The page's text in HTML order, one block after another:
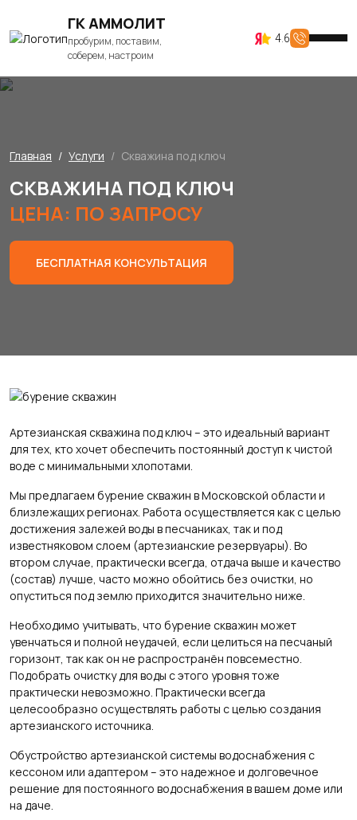
ГК АММОЛИТ
пробурим, поставим,
соберем, настроим
4.6
Главная Услуги Скважина под ключ
СКВАЖИНА ПОД КЛЮЧ
ЦЕНА: ПО ЗАПРОСУ
БЕСПЛАТНАЯ КОНСУЛЬТАЦИЯ
Артезианская скважина под ключ – это идеальный вариант
для тех, кто хочет обеспечить постоянный доступ к чистой
воде с минимальными хлопотами.
Мы предлагаем бурение скважин в Московской области и
близлежащих регионах. Работа осуществляется как с целью
достижения залежей воды в песчаниках, так и под
известняковом слоем (артезианские резервуары). Во
втором случае, практически всегда, отдача выше и качество
(состав) лучше, часто можно обойтись без очистки, но
опуститься под землю приходится значительно ниже.
Необходимо учитывать, что бурение скважин может
увенчаться и полной неудачей, если целиться на песчаный
горизонт, так как он не распространён повсеместно.
Подобрать очистку для воды с этого уровня тоже
практически невозможно. Практически всегда
целесообразно осуществлять работы с целью создания
артезианского источника.
Обустройство артезианской системы водоснабжения с
кессоном или адаптером – это надежное и долговечное
решение для постоянного водоснабжения в вашем доме или
на даче.